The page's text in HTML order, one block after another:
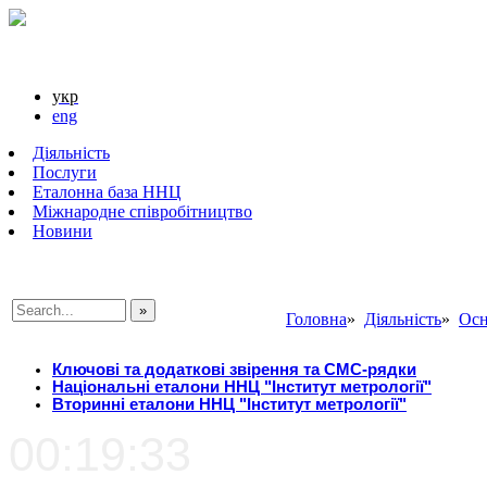
укр
eng
Діяльність
Послуги
Еталонна база ННЦ
Міжнародне співробітництво
Новини
Головна» Діяльність»
Ключові та додаткові звірення та СМС-рядки
Національні еталони ННЦ "Інститут метрології"
Вторинні еталони ННЦ "Інститут метрології"